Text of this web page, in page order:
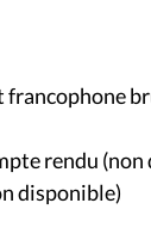
francophone
rendu (non
disponible)